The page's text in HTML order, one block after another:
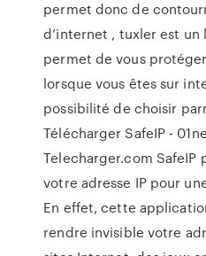
permet donc de
d’internet , tuxler est
permet de vous
lorsque vous êtes sur
possibilité de choisir
Télécharger SafeIP -
Telecharger.com SafeIP
votre adresse IP pour
En effet, cette
rendre invisible votre